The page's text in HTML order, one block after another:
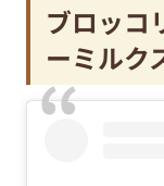
ブロッコ
ーミルク